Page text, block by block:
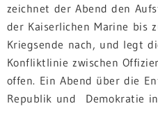
zeichnet der Abend den
der Kaiserlichen Marine bis
Kriegsende nach, und legt
Konfliktlinie zwischen
offen. Ein Abend über die
Republik und Demokratie